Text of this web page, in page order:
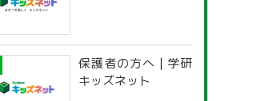
保護者の方へ | 学研
キッズネット